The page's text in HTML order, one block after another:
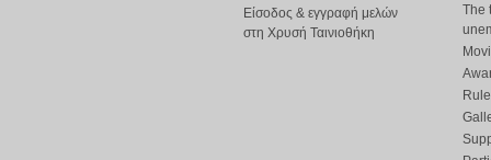
Είσοδος & εγγραφή μελών
στη Χρυσή Ταινιοθήκη
The